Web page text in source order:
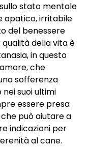
stato mentale
apatico, irritabile
del benessere
della vita è
in questo
che
sofferenza
suoi ultimi
essere presa
può aiutare a
indicazioni per
al cane.